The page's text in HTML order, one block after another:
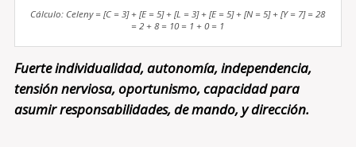
Cálculo: Celeny = [C = 3] + [E = 5] + [L = 3] + [E = 5] + [N = 5] + [Y = 7] = 28
= 2 + 8 = 10 = 1 + 0 = 1
Fuerte individualidad, autonomía, independencia,
tensión nerviosa, oportunismo, capacidad para
asumir responsabilidades, de mando, y dirección.